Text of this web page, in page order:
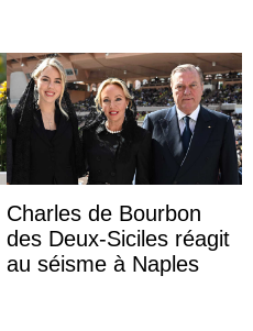
Charles de Bourbon
des Deux-Siciles réagit
au séisme à Naples